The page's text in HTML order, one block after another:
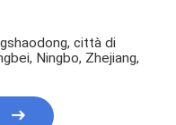
città di
Ningbo, Zhejiang,